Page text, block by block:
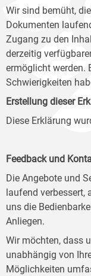
Wir sind bemüht,
Dokumenten
Zugang zu den
derzeitig
ermöglicht werden.
Schwierigkeiten
Erstellung dieser
Diese Erklärung
Feedback und
Die Angebote und
laufend
uns die
Anliegen.
Wir möchten, dass
unabhängig von
Möglichkeiten